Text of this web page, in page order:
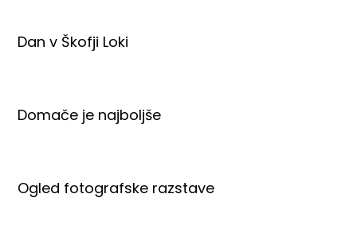
Dan v Škofji Loki
Domače je najboljše
Ogled fotografske razstave